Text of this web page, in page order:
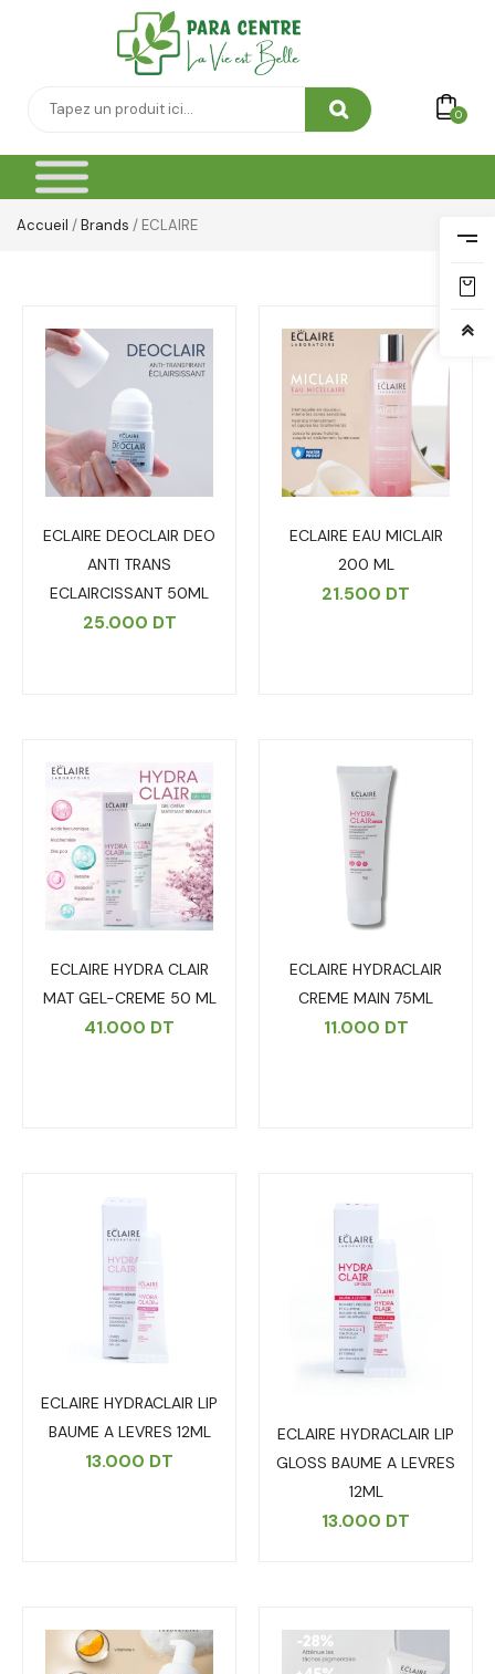
0
Accueil /Brands / ECLAIRE
ECLAIRE DEOCLAIR DEO
ANTI TRANS
ECLAIRCISSANT 50ML
25.000 DT
ECLAIRE EAU MICLAIR
200 ML
21.500 DT
ECLAIRE HYDRA CLAIR
MAT GEL-CREME 50 ML
41.000 DT
ECLAIRE HYDRACLAIR
CREME MAIN 75ML
11.000 DT
ECLAIRE HYDRACLAIR LIP
BAUME A LEVRES 12ML
13.000 DT
ECLAIRE HYDRACLAIR LIP
GLOSS BAUME A LEVRES
12ML
13.000 DT